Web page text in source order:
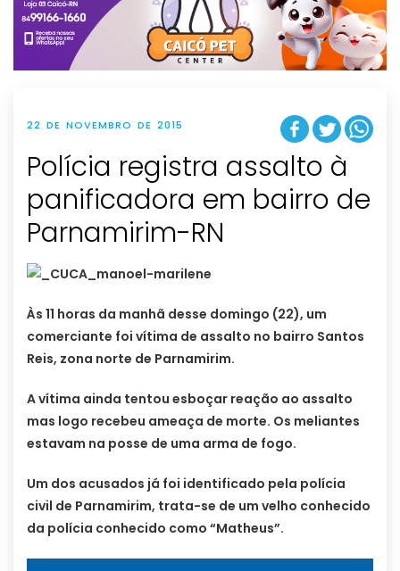
t
i
o
n
22 DE NOVEMBRO DE 2015
Polícia registra assalto à
panificadora em bairro de
Parnamirim-RN
Às 11 horas da manhã desse domingo (22), um
comerciante foi vítima de assalto no bairro Santos
Reis, zona norte de Parnamirim.
A vítima ainda tentou esboçar reação ao assalto
mas logo recebeu ameaça de morte. Os meliantes
estavam na posse de uma arma de fogo.
Um dos acusados já foi identificado pela polícia
civil de Parnamirim, trata-se de um velho conhecido
da polícia conhecido como “Matheus”.